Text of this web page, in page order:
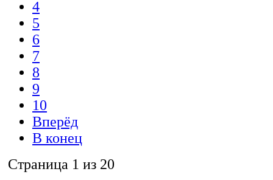
4
5
6
7
8
9
10
Вперёд
В конец
Страница 1 из 20